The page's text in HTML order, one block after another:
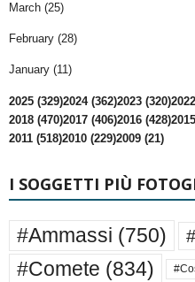
March (25)
February (28)
January (11)
2025 (329)2024 (362)2023 (320)
2018 (470)2017 (406)2016 (428)
2011 (518)2010 (229)2009 (21)
I SOGGETTI PIÙ
#Ammassi (750)
#Comete (834)